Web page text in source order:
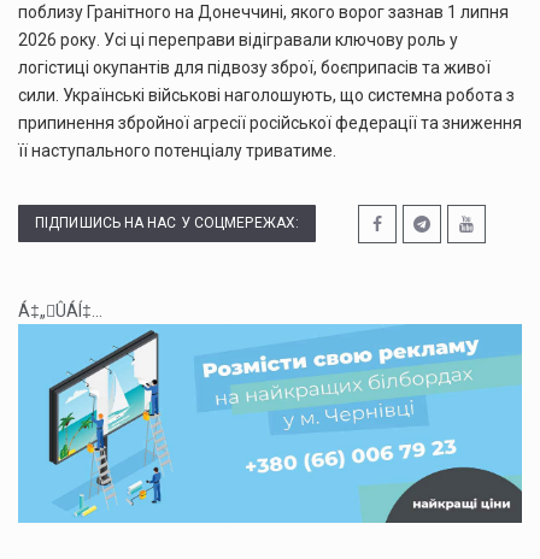
поблизу Гранітного на Донеччині, якого ворог зазнав 1 липня
2026 року. Усі ці переправи відігравали ключову роль у
логістиці окупантів для підвозу зброї, боєприпасів та живої
сили. Українські військові наголошують, що системна робота з
припинення збройної агресії російської федерації та зниження
її наступального потенціалу триватиме.
ПІДПИШИСЬ НА НАС У СОЦМЕРЕЖАХ:
Á‡„ÛÁÍ‡...